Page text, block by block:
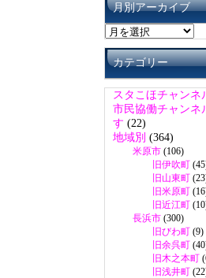
月別アーカイブ
月
別
ア
カ
イ
ブ
カテゴリー
スタこほチャンネ
市民協働チャンネ
す (22)
地域別 (364)
米原市 (106)
旧伊吹町
旧山東町
旧米原町
旧近江町
長浜市 (300)
旧びわ町 (9)
旧余呉町
旧木之本町
旧浅井町